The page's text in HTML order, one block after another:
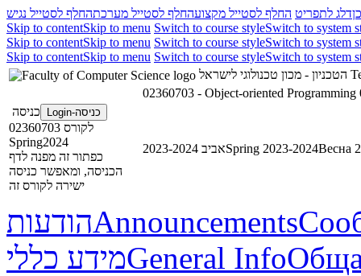
דלג לתפריט החלף לסטייל מקצועהחלף לסטייל מערכתהחלף לסטייל נגיש
Skip to contentSkip to menu Switch to course styleSwitch to system
Skip to contentSkip to menu Switch to course styleSwitch to system
Skip to contentSkip to menu Switch to course styleSwitch to system
02360703 - Object-oriented Programming
כניסה-Login
כניסה
לקורס 02360703
Spring2024
כפתור זה מפנה לדף
הכניסה, ומאפשר כניסה
ישירה לקורס זה
אביב 2023-2024Spring 2023-2024Весна
הודעותAnnouncements
מידע כלליGeneral Info